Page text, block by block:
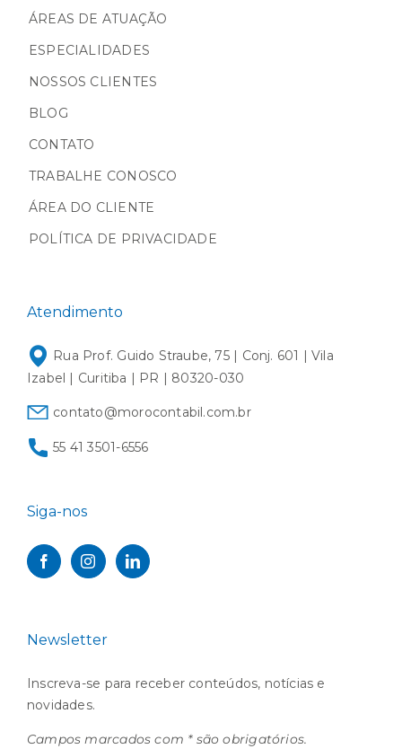
ÁREAS DE ATUAÇÃO
ESPECIALIDADES
NOSSOS CLIENTES
BLOG
CONTATO
TRABALHE CONOSCO
ÁREA DO CLIENTE
POLÍTICA DE PRIVACIDADE
Atendimento
Rua Prof. Guido Straube, 75 | Conj. 601 | Vila
Izabel | Curitiba | PR | 80320-030
contato@morocontabil.com.br
55 41 3501-6556
Siga-nos
Newsletter
Inscreva-se para receber conteúdos, notícias e
novidades.
Campos marcados com * são obrigatórios.